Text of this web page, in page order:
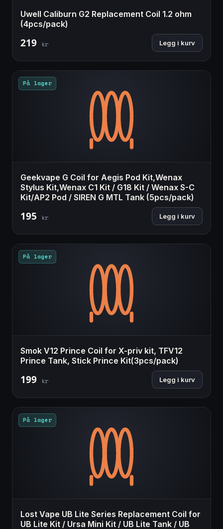
Uwell Caliburn G2 Replacement Coil 1.2 ohm
(4pcs/pack)
219 kr Legg i kurv
På lager
Geekvape G Coil for Aegis Pod Kit,Wenax
Stylus Kit,Wenax C1 Kit / G18 Kit / Wenax S-C
Kit/AP2 Pod / SIREN G MTL Tank (5pcs/pack)
195 kr Legg i kurv
På lager
Smok V12 Prince Coil for X-priv kit, TFV12
Prince Tank, Stick Prince Kit(3pcs/pack)
199 kr Legg i kurv
På lager
Lost Vape UB Lite Series Replacement Coil for
UB Lite Kit / Ursa Mini Kit / UB Lite Tank / UB